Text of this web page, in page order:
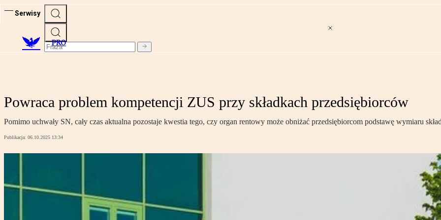
Serwisy
PRO
Powraca problem kompetencji ZUS przy składkach przedsiębiorców
Pomimo uchwały SN, cały czas aktualna pozostaje kwestia tego, czy organ rentowy może obniżać przedsiębiorcom podstawę wymiaru
Publikacja: 06.10.2025 13:34